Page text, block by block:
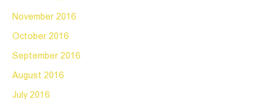
November 2016
October 2016
September 2016
August 2016
July 2016